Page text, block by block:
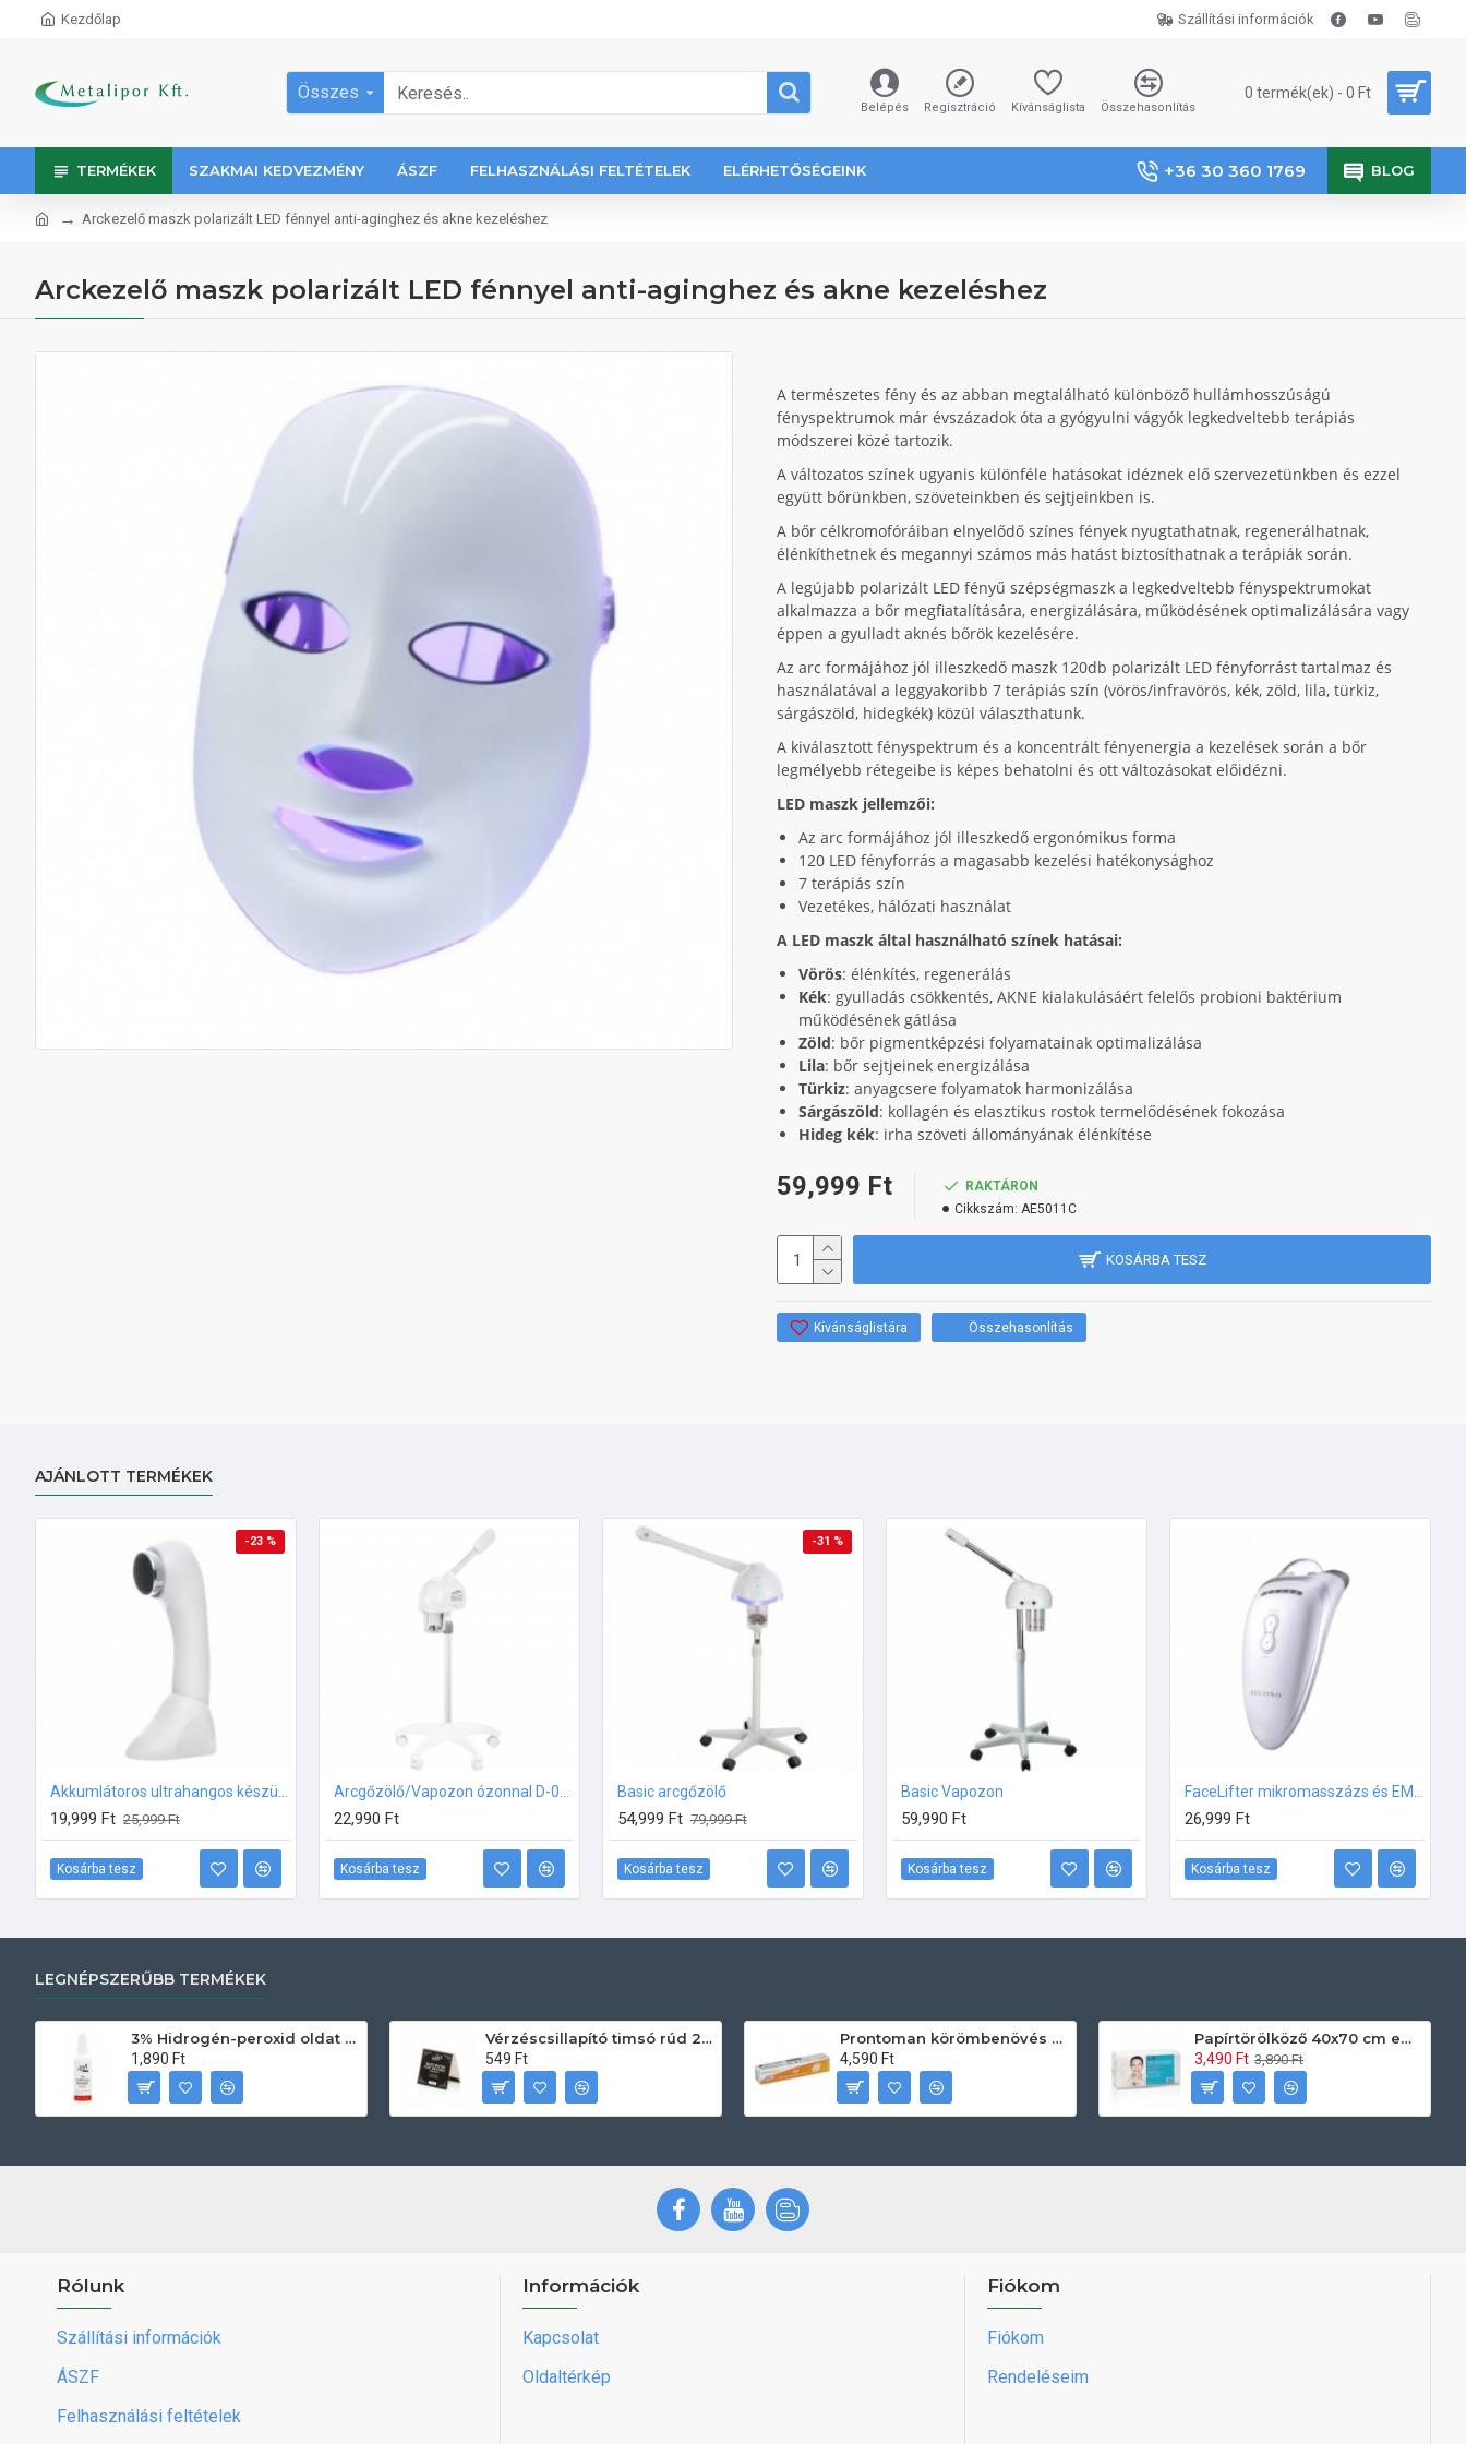
Kezdőlap Szállítási információk
Összes
Belépés Regisztráció Kívánságlista Összehasonlítás
0 termék(ek) - 0 Ft
TERMÉKEK SZAKMAI KEDVEZMÉNY ÁSZF FELHASZNÁLÁSI FELTÉTELEK ELÉRHETŐSÉGEINK +36 30 360 1769 BLOG
Arckezelő maszk polarizált LED fénnyel anti-aginghez és akne kezeléshez
Arckezelő maszk polarizált LED fénnyel anti-aginghez és akne kezeléshez
A természetes fény és az abban megtalálható különböző hullámhosszúságú
fényspektrumok már évszázadok óta a gyógyulni vágyók legkedveltebb terápiás
módszerei közé tartozik.
A változatos színek ugyanis különféle hatásokat idéznek elő szervezetünkben és ezzel
együtt bőrünkben, szöveteinkben és sejtjeinkben is.
A bőr célkromofóráiban elnyelődő színes fények nyugtathatnak, regenerálhatnak,
élénkíthetnek és megannyi számos más hatást biztosíthatnak a terápiák során.
A legújabb polarizált LED fényű szépségmaszk a legkedveltebb fényspektrumokat
alkalmazza a bőr megfiatalítására, energizálására, működésének optimalizálására vagy
éppen a gyulladt aknés bőrök kezelésére.
Az arc formájához jól illeszkedő maszk 120db polarizált LED fényforrást tartalmaz és
használatával a leggyakoribb 7 terápiás szín (vörös/infravörös, kék, zöld, lila, türkiz,
sárgászöld, hidegkék) közül választhatunk.
A kiválasztott fényspektrum és a koncentrált fényenergia a kezelések során a bőr
legmélyebb rétegeibe is képes behatolni és ott változásokat előidézni.
LED maszk jellemzői:
Az arc formájához jól illeszkedő ergonómikus forma
120 LED fényforrás a magasabb kezelési hatékonysághoz
7 terápiás szín
Vezetékes, hálózati használat
A LED maszk által használható színek hatásai:
Vörös: élénkítés, regenerálás
Kék: gyulladás csökkentés, AKNE kialakulásáért felelős probioni baktérium
működésének gátlása
Zöld: bőr pigmentképzési folyamatainak optimalizálása
Lila: bőr sejtjeinek energizálása
Türkiz: anyagcsere folyamatok harmonizálása
Sárgászöld: kollagén és elasztikus rostok termelődésének fokozása
Hideg kék: irha szöveti állományának élénkítése
59,999 Ft
RAKTÁRON
Cikkszám: AE5011C
KOSÁRBA TESZ
Kívánságlistára Összehasonlítás
AJÁNLOTT TERMÉKEK
-23 %
19,999 Ft 25,999 Ft
Kosárba tesz
22,990 Ft
Kosárba tesz
-31 %
Basic arcgőzölő
54,999 Ft 79,999 Ft
Kosárba tesz
Basic Vapozon
59,990 Ft
Kosárba tesz
26,999 Ft
Kosárba tesz
LEGNÉPSZERŰBB TERMÉKEK
3% Hidrogén-peroxid oldat (sebfertőtlenítő) 100ml
1,890 Ft
Vérzéscsillapító timsó rúd 20db
549 Ft
Prontoman körömbenövés kezelő gél tamponáláshoz 20 ml
4,590 Ft
Papírtörölköző 40x70 cm egyszerhasználatos 60db/csomag
3,490 Ft 3,890 Ft
Rólunk
Szállítási információk
ÁSZF
Felhasználási feltételek
Információk
Kapcsolat
Oldaltérkép
Fiókom
Fiókom
Rendeléseim